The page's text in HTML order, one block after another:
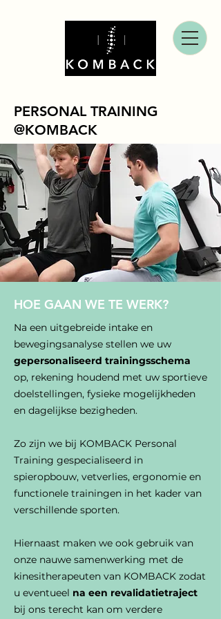
PERSONAL TRAINING
@KOMBACK
HOE GAAN WE TE WERK?
Na een uitgebreide intake en
bewegingsanalyse stellen we uw
gepersonaliseerd trainingsschema
op, rekening houdend met uw sportieve
doelstellingen, fysieke mogelijkheden
en dagelijkse bezigheden.
Zo zijn we bij KOMBACK Personal
Training gespecialiseerd in
spieropbouw, vetverlies, ergonomie en
functionele trainingen in het kader van
verschillende sporten.
Hiernaast maken we ook gebruik van
onze nauwe samenwerking met de
kinesitherapeuten van KOMBACK zodat
u eventueel na een revalidatietraject
bij ons terecht kan om verdere